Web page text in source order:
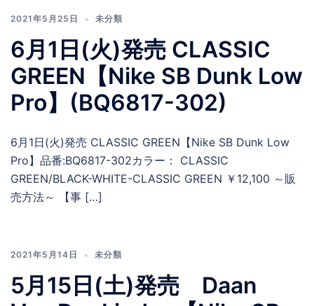
2021年5月25日 未分類
6月1日(火)発売 CLASSIC
GREEN【Nike SB Dunk Low
Pro】(BQ6817-302)
6月1日(火)発売 CLASSIC GREEN【Nike SB Dunk Low
Pro】品番:BQ6817-302カラー： CLASSIC
GREEN/BLACK-WHITE-CLASSIC GREEN ￥12,100 ～販
売方法～ 【事 […]
2021年5月14日 未分類
5月15日(土)発売 Daan